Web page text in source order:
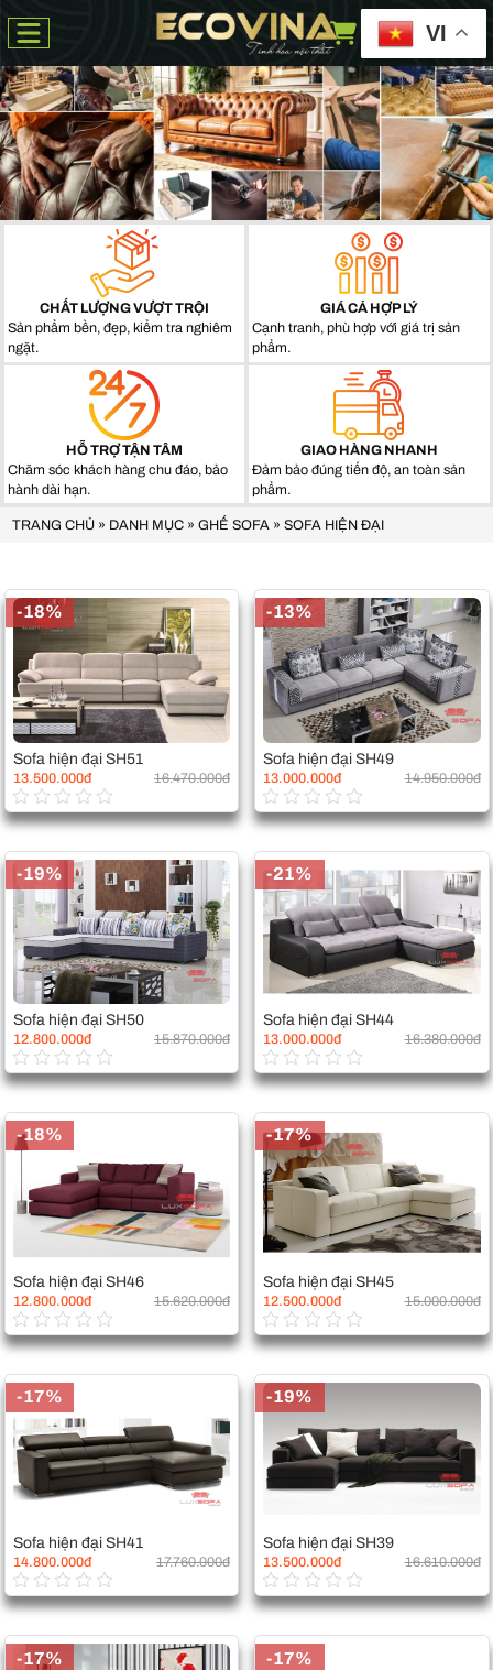
VI
CHẤT LƯỢNG VƯỢT TRỘI
Sản phẩm bền, đẹp, kiểm tra nghiêm
ngặt.
GIÁ CẢ HỢP LÝ
Cạnh tranh, phù hợp với giá trị sản
phẩm.
HỖ TRỢ TẬN TÂM
Chăm sóc khách hàng chu đáo, bảo
hành dài hạn.
GIAO HÀNG NHANH
Đảm bảo đúng tiến độ, an toàn sản
phẩm.
TRANG CHỦ» DANH MỤC» GHẾ SOFA» SOFA HIỆN ĐẠI
Sofa hiện đại SH51
13.500.000đ 16.470.000đ
-18%
Sofa hiện đại SH49
13.000.000đ 14.950.000đ
-13%
Sofa hiện đại SH50
12.800.000đ 15.870.000đ
-19%
Sofa hiện đại SH44
13.000.000đ 16.380.000đ
-21%
Sofa hiện đại SH46
12.800.000đ 15.620.000đ
-18%
Sofa hiện đại SH45
12.500.000đ 15.000.000đ
-17%
Sofa hiện đại SH41
14.800.000đ 17.760.000đ
-17%
Sofa hiện đại SH39
13.500.000đ 16.610.000đ
-19%
-17% -17%